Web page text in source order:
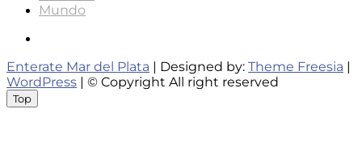
Mundo
Enterate Mar del Plata | Designed by: Theme Freesia |
WordPress | © Copyright All right reserved
Top